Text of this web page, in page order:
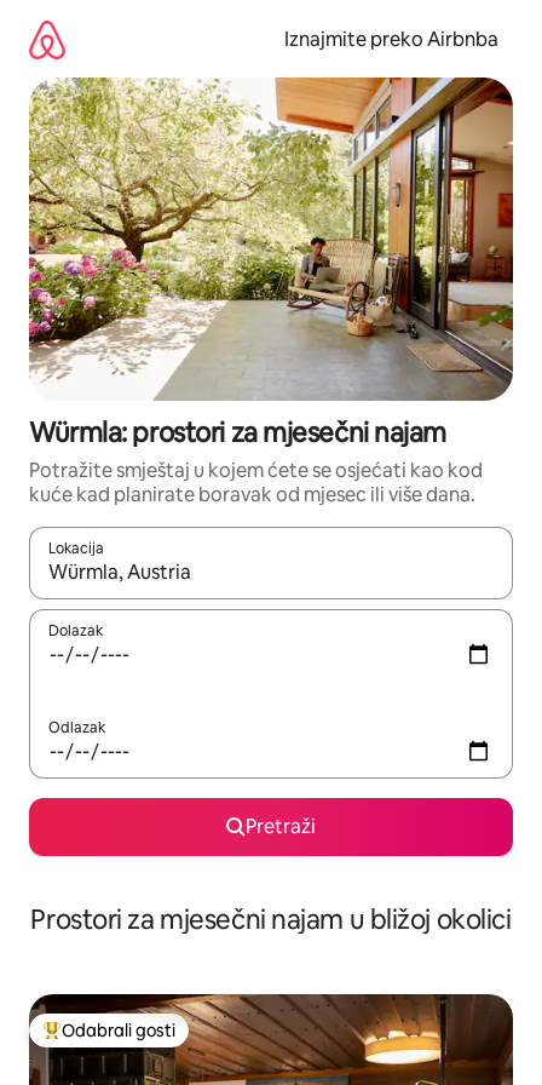
sadržaj
Iznajmite preko Airbnba
Würmla: prostori za mjesečni najam
Potražite smještaj u kojem ćete se osjećati kao kod
kuće kad planirate boravak od mjesec ili više dana.
Lokacija
Kada budu dostupni rezultati, moći ćete ih pregledati
Dolazak
Odlazak
Pretraži
Prostori za mjesečni najam u bližoj okolici
Među najviše rangiranima s oznakom „Odabrali gosti”
Odabrali gosti